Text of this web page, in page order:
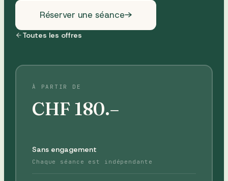
Réserver une séance
Toutes les offres
À PARTIR DE
CHF 180.–
Sans engagement
Chaque séance est indépendante